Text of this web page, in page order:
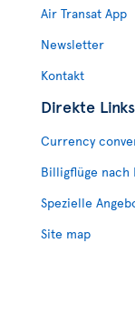
Air Transat App
Newsletter
Kontakt
Direkte Links
Currency
Billigflüge nach
Spezielle
Site map